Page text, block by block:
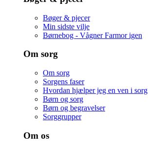
Bøger & pjecer
Min sidste vilje
Børnebog - Vågner Farmor igen
Om sorg
Om sorg
Sorgens faser
Hvordan hjælper jeg en ven i sorg
Børn og sorg
Børn og begravelser
Sorggrupper
Om os